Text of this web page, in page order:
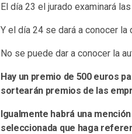
El día 23 el jurado examinará
Y el día 24 se dará a conocer la
No se puede dar a conocer la
Hay un premio de 500 euros
sortearán premios de las
Igualmente habrá una
seleccionada que haga